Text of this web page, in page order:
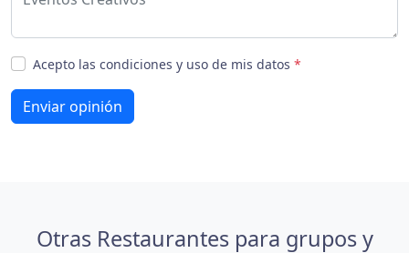
Acepto las condiciones y uso de mis datos *
Enviar opinión
Otras Restaurantes para grupos y